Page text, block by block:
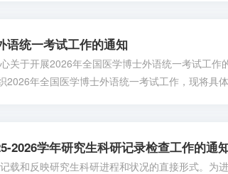
语统一考试工作的通知
关于开展2026年全国医学博士外语统一考试工作
2026年全国医学博士外语统一考试工作，现将具
2026学年研究生科研记录检查工作的通
载和反映研究生科研进程和状况的直接形式。为